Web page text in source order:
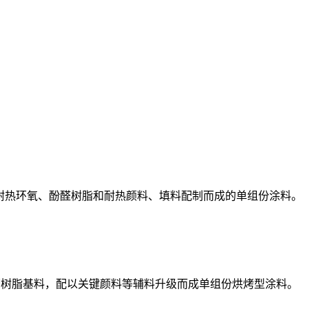
环氧、酚醛树脂和耐热颜料、填料配制而成的单组份涂料。
脂基料，配以关键颜料等辅料升级而成单组份烘烤型涂料。